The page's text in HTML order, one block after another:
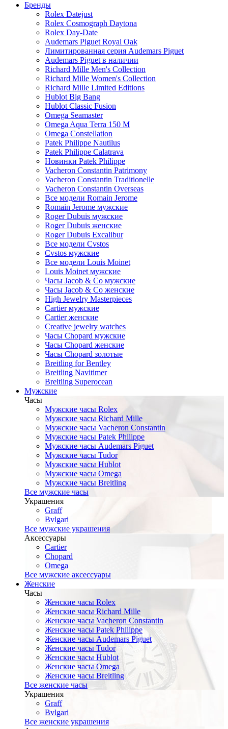
Бренды
Rolex Datejust
Rolex Cosmograph Daytona
Rolex Day-Date
Audemars Piguet Royal Oak
Лимитированная серия Audemars Piguet
Audemars Piguet в наличии
Richard Mille Men's Collection
Richard Mille Women's Collection
Richard Mille Limited Editions
Hublot Big Bang
Hublot Classic Fusion
Omega Seamaster
Omega Aqua Terra 150 M
Omega Constellation
Patek Philippe Nautilus
Patek Philippe Calatrava
Новинки Patek Philippe
Vacheron Constantin Patrimony
Vacheron Constantin Traditionelle
Vacheron Constantin Overseas
Все модели Romain Jerome
Romain Jerome мужские
Roger Dubuis мужские
Roger Dubuis женские
Roger Dubuis Excalibur
Все модели Cvstos
Cvstos мужские
Все модели Louis Moinet
Louis Moinet мужские
Часы Jacob & Co мужские
Часы Jacob & Co женские
High Jewelry Masterpieces
Cartier мужские
Cartier женские
Creative jewelry watches
Часы Chopard мужские
Часы Сhopard женские
Часы Сhopard золотые
Breitling for Bentley
Breitling Navitimer
Breitling Superocean
Мужские
Часы
Мужские часы Rolex
Мужские часы Richard Mille
Мужские часы Vacheron Constantin
Мужские часы Patek Philippe
Мужские часы Audemars Piguet
Мужские часы Tudor
Мужские часы Hublot
Мужские часы Omega
Мужские часы Breitling
Все мужские часы
Украшения
Graff
Bvlgari
Все мужские украшения
Аксессуары
Cartier
Chopard
Omega
Все мужские аксессуары
Женские
Часы
Женские часы Rolex
Женские часы Richard Mille
Женские часы Vacheron Constantin
Женские часы Patek Philippe
Женские часы Audemars Piguet
Женские часы Tudor
Женские часы Hublot
Женские часы Omega
Женские часы Breitling
Все женские часы
Украшения
Graff
Bvlgari
Все женские украшения